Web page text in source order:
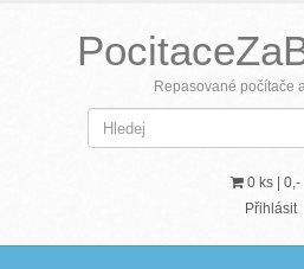
Repasované počítače
0 ks | 0,-
Přihlásit